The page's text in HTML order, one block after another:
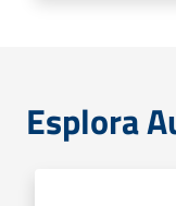
Esplora